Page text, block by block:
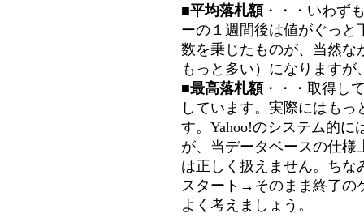
■平均落札額 ・・・いわず
ーの１週間後は値がぐっと
数を乗じたものが、当然な
もっと多い）になります
■最高落札額 ・・・取得し
しています。実際にはも
す。Yahoo!のシステム的に
が、当データベースの仕様
は正しく扱えません。ちな
スタート→そのまま終了の
よく考えましょう。